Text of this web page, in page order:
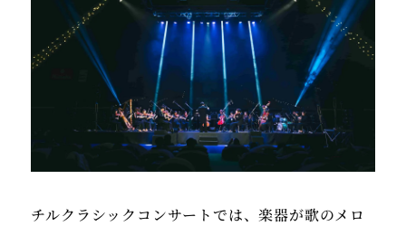
チルクラシックコンサートでは、楽器が歌のメロ